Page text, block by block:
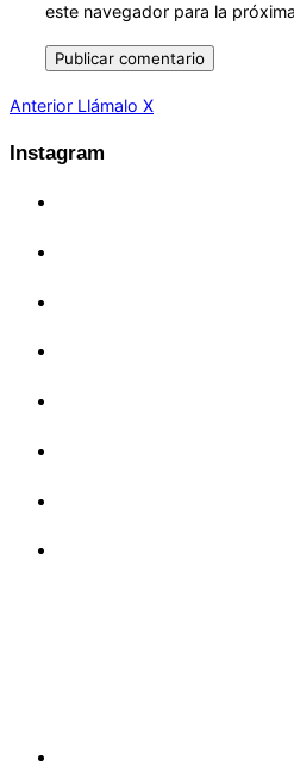
este navegador para la
Navegación
de
Anterior
Anterior Llámalo X
Instagram